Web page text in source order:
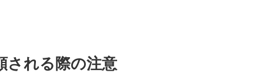
される際の注意